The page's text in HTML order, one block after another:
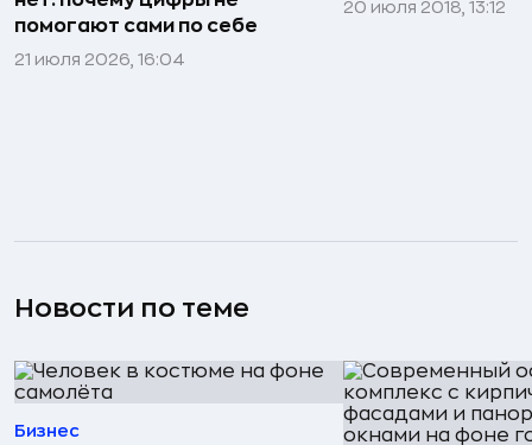
помогают сами по себе
21 июля 2026, 16:04
20 июля 2018, 13:12
Новости по теме
Бизнес